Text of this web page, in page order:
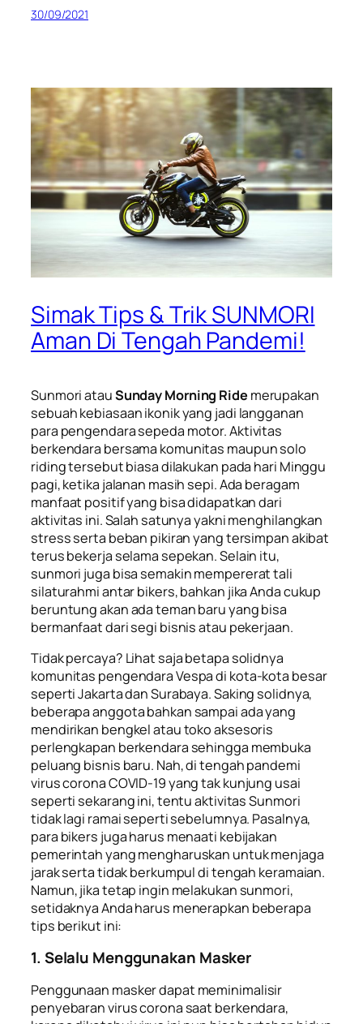
30/09/2021
Simak Tips & Trik SUNMORI
Aman Di Tengah Pandemi!
Sunmori atauSunday Morning Ride merupakan
sebuah kebiasaan ikonik yang jadi langganan
para pengendara sepeda motor. Aktivitas
berkendara bersama komunitas maupun solo
riding tersebut biasa dilakukan pada hari Minggu
pagi, ketika jalanan masih sepi. Ada beragam
manfaat positif yang bisa didapatkan dari
aktivitas ini. Salah satunya yakni menghilangkan
stress serta beban pikiran yang tersimpan akibat
terus bekerja selama sepekan. Selain itu,
sunmori juga bisa semakin mempererat tali
silaturahmi antarbikers, bahkan jika Anda cukup
beruntung akan ada teman baru yang bisa
bermanfaat dari segi bisnis atau pekerjaan.
Tidak percaya? Lihat saja betapa solidnya
komunitas pengendara Vespa di kota-kota besar
seperti Jakarta dan Surabaya. Saking solidnya,
beberapa anggota bahkan sampai ada yang
mendirikan bengkel atau toko aksesoris
perlengkapan berkendara sehingga membuka
peluang bisnis baru. Nah, di tengah pandemi
virus corona COVID-19 yang tak kunjung usai
seperti sekarang ini, tentu aktivitas Sunmori
tidak lagi ramai seperti sebelumnya. Pasalnya,
para bikers juga harus menaati kebijakan
pemerintah yang mengharuskan untuk menjaga
jarak serta tidak berkumpul di tengah keramaian.
Namun, jika tetap ingin melakukan sunmori,
setidaknya Anda harus menerapkan beberapa
tips berikut ini:
1. Selalu Menggunakan Masker
Penggunaan masker dapat meminimalisir
penyebaran virus corona saat berkendara,